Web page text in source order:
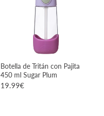
Botella de Tritán con Pajita
450 ml Sugar Plum
19.99€